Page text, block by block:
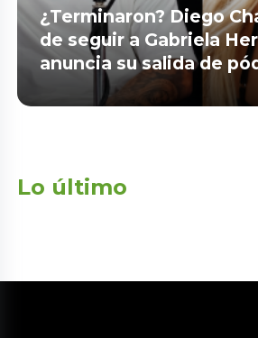
¿Terminaron? Diego
de seguir a Gabriela
anuncia su salida de
Lo último